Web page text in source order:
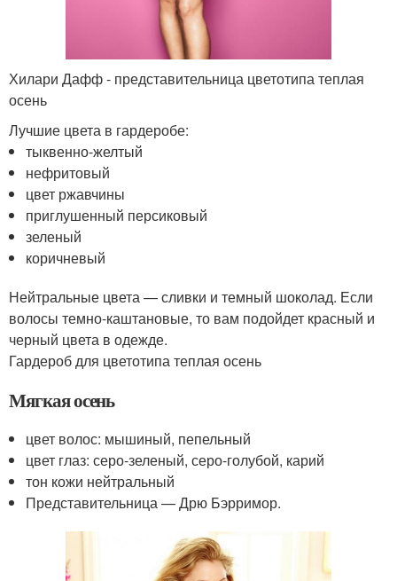
Хилари Дафф - представительница цветотипа теплая
осень
Лучшие цвета в гардеробе:
тыквенно-желтый
нефритовый
цвет ржавчины
приглушенный персиковый
зеленый
коричневый
Нейтральные цвета — сливки и темный шоколад. Если
волосы темно-каштановые, то вам подойдет красный и
черный цвета в одежде.
Гардероб для цветотипа теплая осень
Мягкая осень
цвет волос: мышиный, пепельный
цвет глаз: серо-зеленый, серо-голубой, карий
тон кожи нейтральный
Представительница — Дрю Бэрримор.